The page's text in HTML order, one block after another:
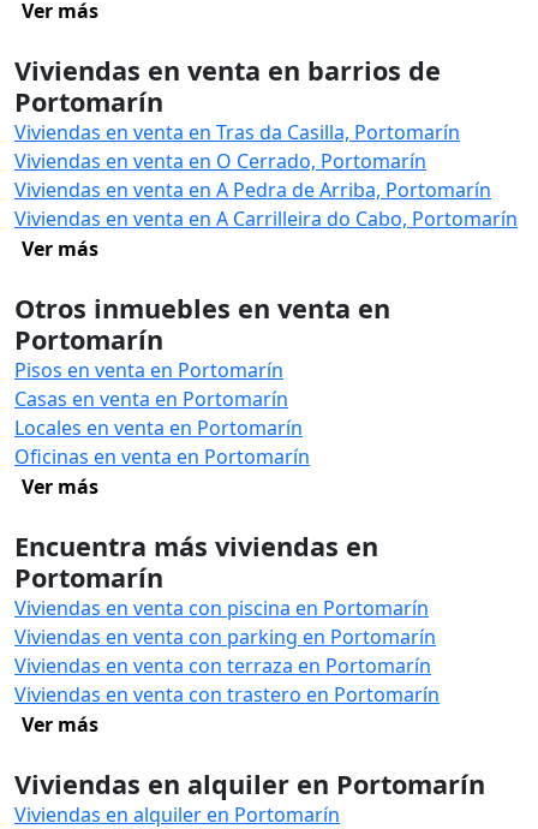
Ver más
Viviendas en venta en barrios de
Portomarín
Viviendas en venta en Tras da Casilla, Portomarín
Viviendas en venta en O Cerrado, Portomarín
Viviendas en venta en A Pedra de Arriba, Portomarín
Viviendas en venta en A Carrilleira do Cabo, Portomarín
Ver más
Otros inmuebles en venta en
Portomarín
Pisos en venta en Portomarín
Casas en venta en Portomarín
Locales en venta en Portomarín
Oficinas en venta en Portomarín
Ver más
Encuentra más viviendas en
Portomarín
Viviendas en venta con piscina en Portomarín
Viviendas en venta con parking en Portomarín
Viviendas en venta con terraza en Portomarín
Viviendas en venta con trastero en Portomarín
Ver más
Viviendas en alquiler en Portomarín
Viviendas en alquiler en Portomarín